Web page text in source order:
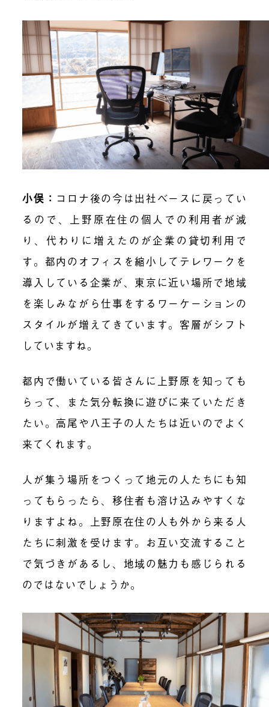
小俣： コロナ後の今は出社ベースに戻ってい
るので、上野原在住の個人での利用者が減
り、代わりに増えたのが企業の貸切利用で
す。都内のオフィスを縮小してテレワークを
導入している企業が、東京に近い場所で地域
を楽しみながら仕事をするワーケーションの
スタイルが増えてきています。客層がシフト
していますね。
都内で働いている皆さんに上野原を知っても
らって、また気分転換に遊びに来ていただき
たい。高尾や八王子の人たちは近いのでよく
来てくれます。
人が集う場所をつくって地元の人たちにも知
ってもらったら、移住者も溶け込みやすくな
りますよね。上野原在住の人も外から来る人
たちに刺激を受けます。お互い交流すること
で気づきがあるし、地域の魅力も感じられる
のではないでしょうか。